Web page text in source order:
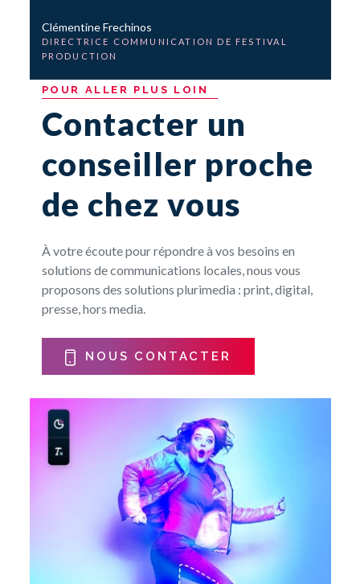
Clémentine Frechinos
DIRECTRICE COMMUNICATION DE FESTIVAL
PRODUCTION
POUR ALLER PLUS LOIN
Contacter un
conseiller proche
de chez vous
À votre écoute pour répondre à vos besoins en
solutions de communications locales, nous vous
proposons des solutions plurimedia : print, digital,
presse, hors media.
NOUS CONTACTER